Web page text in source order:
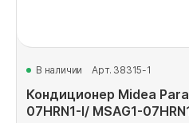
В наличии Арт. 38315-1
Кондиционер Midea
07HRN1-I/ MSAG1-